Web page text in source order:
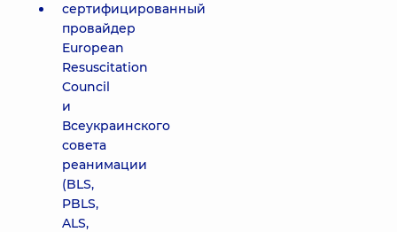
сертифицированный
провайдер
European
Resuscitation
Council
и
Всеукраинского
совета
реанимации
(BLS,
PBLS,
ALS,